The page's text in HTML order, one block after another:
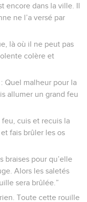
encore dans la ville. Il
ne l’a versé par
là où il ne peut pas
colère et
Quel malheur pour la
allumer un grand feu
feu, cuis et recuis la
fais brûler les os
braises pour qu’elle
Alors les saletés
sera brûlée.”
Toute cette rouille